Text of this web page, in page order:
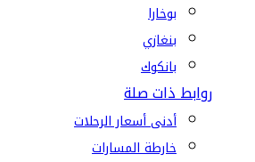
بوخارا
بنغازي
بانكوك
روابط ذات صلة
أدنى أسعار الرحلات
خارطة المسارات